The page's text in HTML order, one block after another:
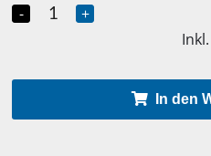
- +
In den